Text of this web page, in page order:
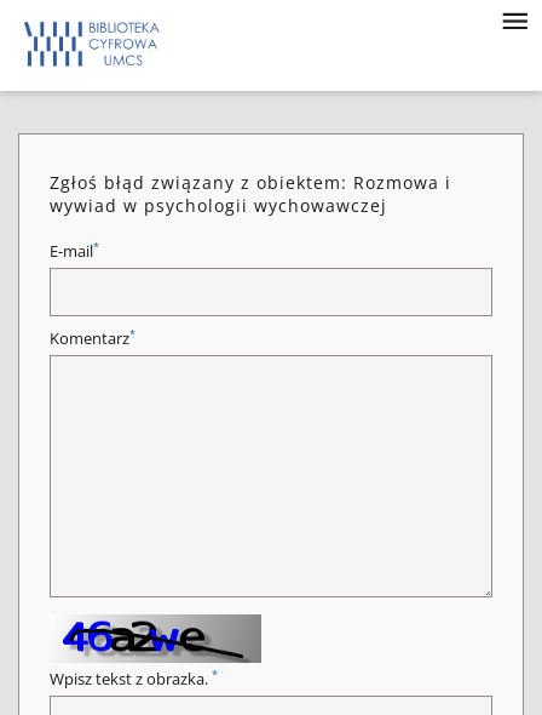
Zgłoś błąd związany z obiektem: Rozmowa i
wywiad w psychologii wychowawczej
E-mail*
Komentarz*
Wpisz tekst z obrazka. *